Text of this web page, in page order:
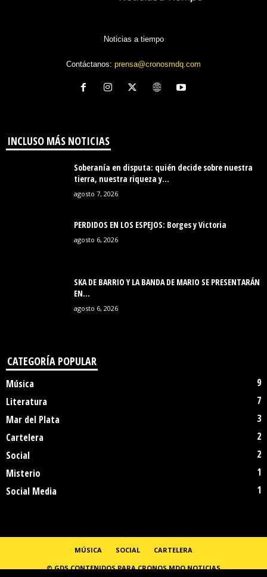
Noticias a tiempo
Contáctanos: prensa@cronosmdq.com
INCLUSO MÁS NOTICIAS
Soberanía en disputa: quién decide sobre nuestra
tierra, nuestra riqueza y...
agosto 7, 2026
PERDIDOS EN LOS ESPEJOS: Borges y Victoria
agosto 6, 2026
SKA DE BARRIO Y LA BANDA DE MARIO SE PRESENTARÁN
EN...
agosto 6, 2026
CATEGORÍA POPULAR
Música
9
Literatura
7
Mar del Plata
3
Cartelera
2
Social
2
Misterio
1
Social Media
1
MÚSICA SOCIAL
CARTELERA
© GDS CONTENIDOS PARA CRONOS MDQ NOTICIAS